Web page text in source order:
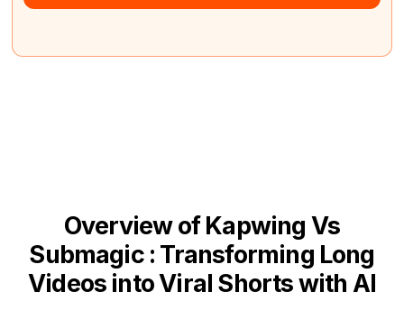
Overview of Kapwing Vs
Submagic : Transforming Long
Videos into Viral Shorts with AI